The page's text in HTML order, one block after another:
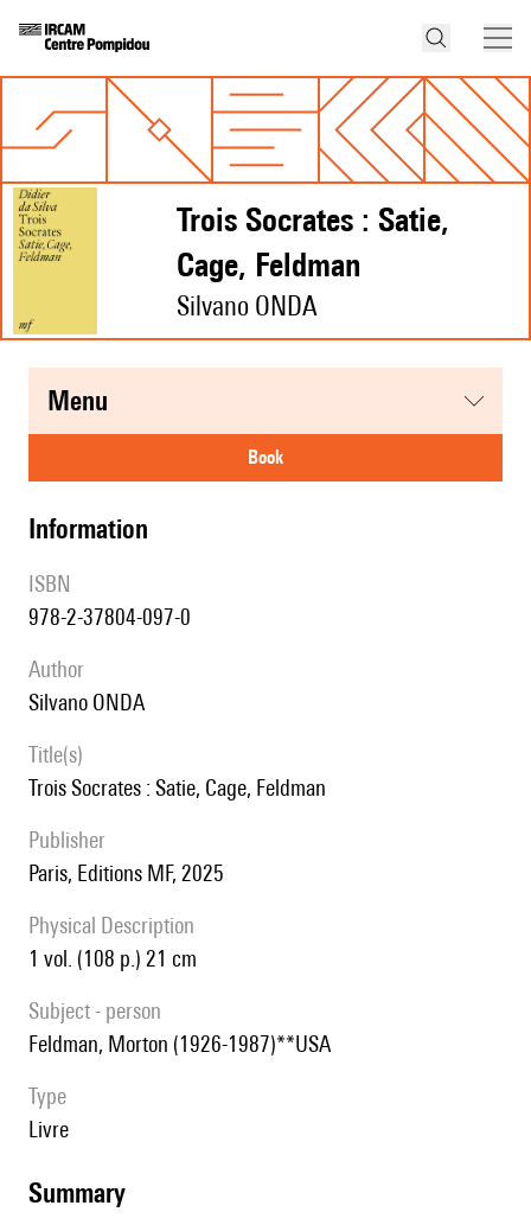
Trois Socrates : Satie,
Cage, Feldman
Silvano ONDA
menu
book
information
ISBN
978-2-37804-097-0
author
Silvano ONDA
title(s)
Trois Socrates : Satie, Cage, Feldman
publisher
Paris, Editions MF, 2025
Physical Description
1 vol. (108 p.) 21 cm
subject - person
Feldman, Morton (1926-1987)**USA
type
livre
summary